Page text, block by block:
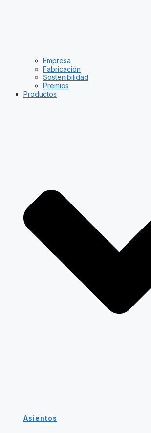
Empresa
Fabricación
Sostenibilidad
Premios
Productos
Asientos